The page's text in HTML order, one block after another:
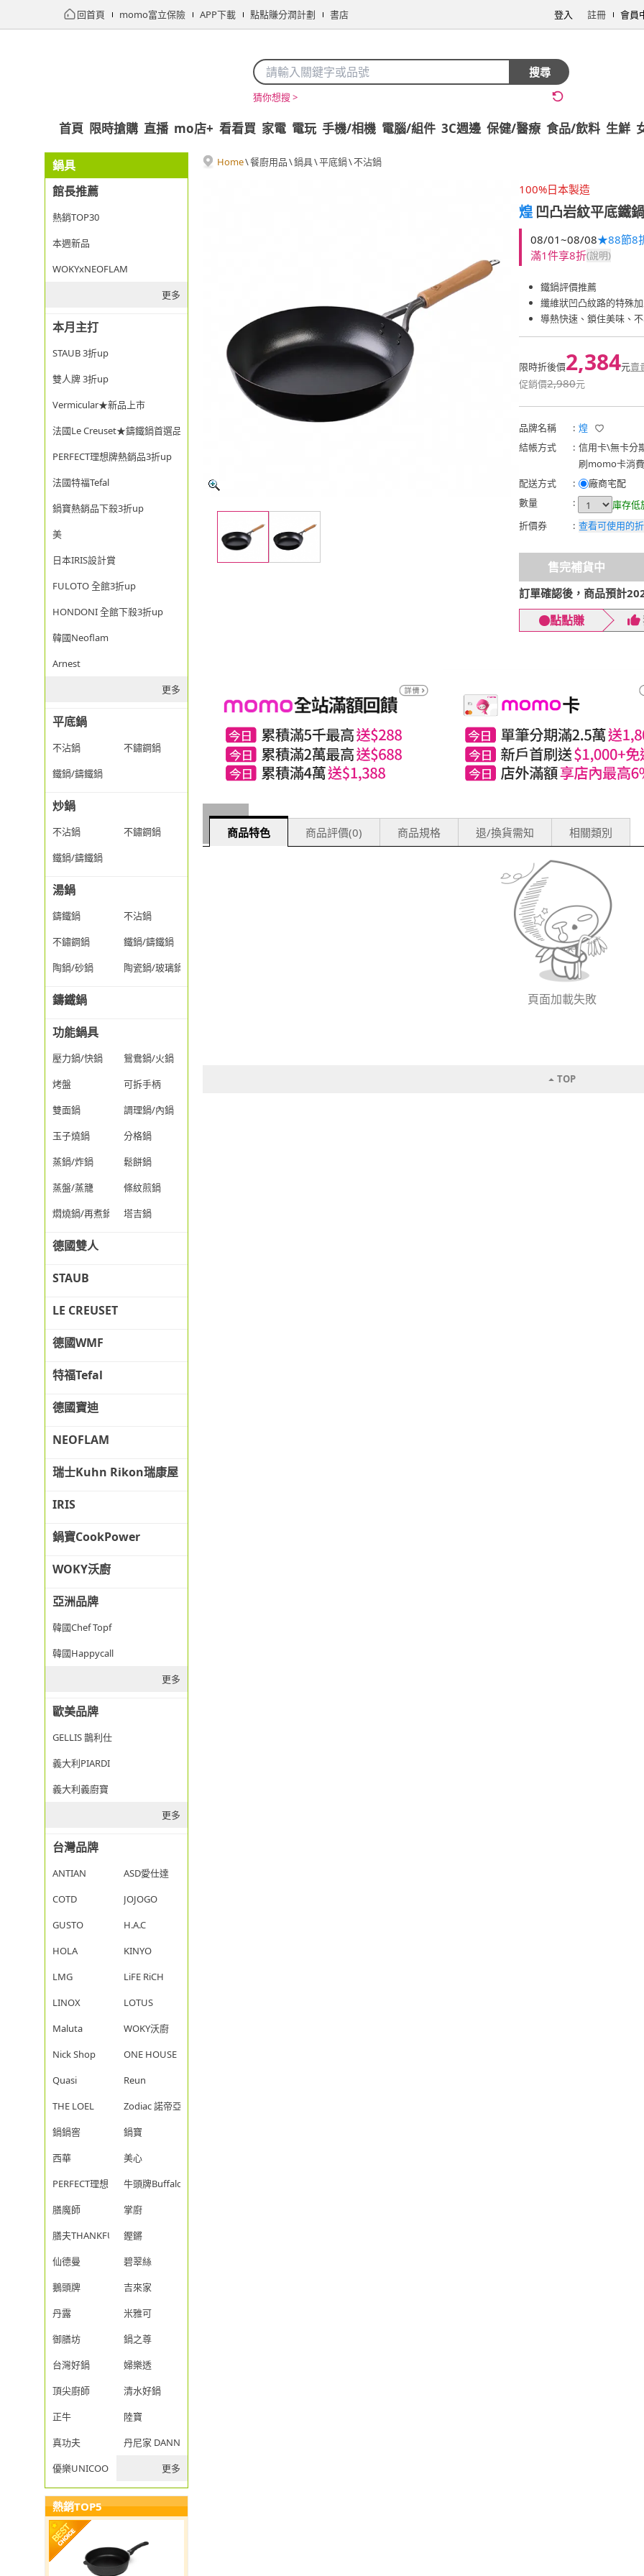
回首頁 momo富立保險 APP下載 點點賺分潤計劃 書店 登入 註冊 會員
搜尋
猜你想搜 >
首頁 限時搶購 直播 mo店+ 看看買 家電 電玩 手機/相機 電腦/組件 3C週邊 保健/醫療 食品/飲料 生鮮
鍋具
館長推薦
熱銷TOP30
本週新品
WOKYxNEOFLAM
更多
本月主打
STAUB 3折up
雙人牌 3折up
Vermicular★新品上市
法國Le Creuset★鑄鐵鍋首選品牌
PERFECT理想牌熱銷品3折up
法國特福Tefal
鍋寶熱銷品下殺3折up
美
日本IRIS設計賞
FULOTO 全館3折up
HONDONI 全館下殺3折up
韓國Neoflam
Arnest
更多
平底鍋
不沾鍋
不鏽鋼鍋
鐵鍋/鑄鐵鍋
炒鍋
不沾鍋
不鏽鋼鍋
鐵鍋/鑄鐵鍋
湯鍋
鑄鐵鍋
不沾鍋
不鏽鋼鍋
鐵鍋/鑄鐵鍋
陶鍋/砂鍋
陶瓷鍋/玻璃鍋/透明鍋
鑄鐵鍋
功能鍋具
壓力鍋/快鍋
鴛鴦鍋/火鍋
烤盤
可拆手柄
雙面鍋
調理鍋/內鍋
玉子燒鍋
分格鍋
蒸鍋/炸鍋
鬆餅鍋
蒸盤/蒸籠
條紋煎鍋
燜燒鍋/再煮鍋
塔吉鍋
德國雙人
STAUB
LE CREUSET
德國WMF
特福Tefal
德國寶迪
NEOFLAM
瑞士Kuhn Rikon瑞康屋
IRIS
鍋寶CookPower
WOKY沃廚
亞洲品牌
韓國Chef Topf
韓國Happycall
更多
歐美品牌
GELLIS 鵲利仕
義大利PIARDI
義大利義廚寶
更多
台灣品牌
ANTIAN
ASD愛仕達
COTD
JOJOGO
GUSTO
H.A.C
HOLA
KINYO
LMG
LiFE RiCH
LINOX
LOTUS
Maluta
WOKY沃廚
Nick Shop
ONE HOUSE
Quasi
Reun
THE LOEL
Zodiac 諾帝亞
鍋鍋窖
鍋寶
西華
美心
PERFECT理想
牛頭牌Buffalo
膳魔師
掌廚
膳夫THANKFUL
鏗鏘
仙德曼
碧翠絲
鵝頭牌
吉來家
丹露
米雅可
御膳坊
鍋之尊
台灣好鍋
婦樂透
頂尖廚師
清水好鍋
正牛
陸寶
真功夫
丹尼家 DANNY JIA
優樂UNICOOK
更多
熱銷TOP5
Home\餐廚用品\鍋具\平底鍋\不沾鍋
100%日本製造
煌 凹凸岩紋平底鐵
08/01~08/08★88節8
滿1件享8折(說明)
鐵鍋評價推薦
纖維狀凹凸紋路的特殊
導熱快速、鎖住美味、
限時折後價2,384元賣
促銷價2,980元
品牌名稱 : 煌
結帳方式
: 信用卡\無卡分
刷momo卡消
配送方式
:
廠商宅配
數量
: 庫存低
折價券
: 查看可使用的
售完補貨中
訂單確認後，商品預計
點點賺
商品特色 商品評價(0) 商品規格 退/換貨需知 相關類別
頁面加載失敗
TOP